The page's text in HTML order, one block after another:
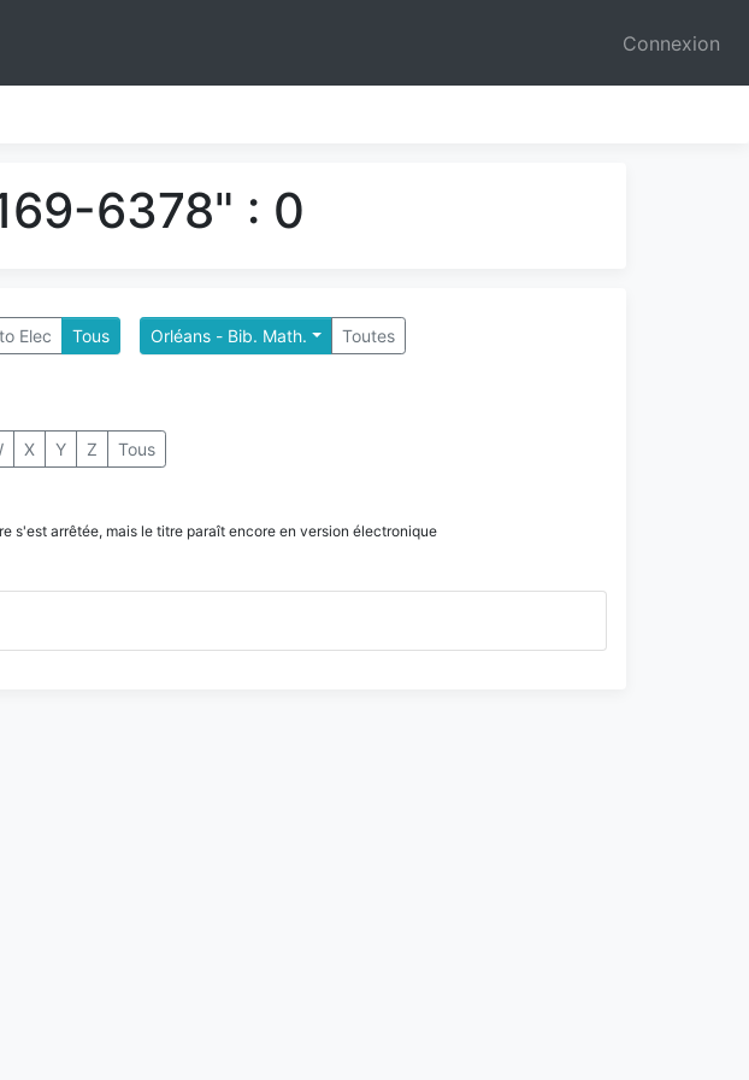
Connexion
6378" : 0
Elec Tous Orléans - Bib. Math. Toutes
X Y Z Tous
s'est arrêtée, mais le titre paraît encore en version électronique